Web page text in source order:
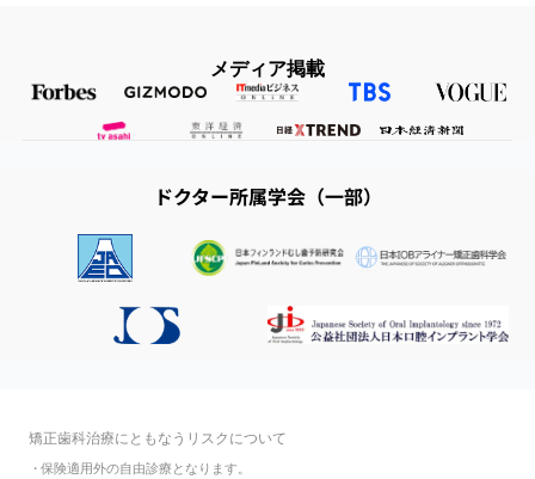
メディア掲載
ドクター所属学会（一部）
矯正歯科治療にともなうリスクについて
・保険適用外の自由診療となります。